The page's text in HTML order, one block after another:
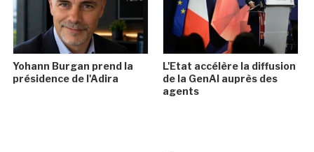
Yohann Burgan prend la
présidence de l'Adira
L'Etat accélère la diffusion
de la GenAI auprès des
agents